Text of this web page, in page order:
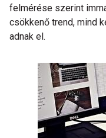
felmérése szerint
csökkenő trend, mind
adnak el.